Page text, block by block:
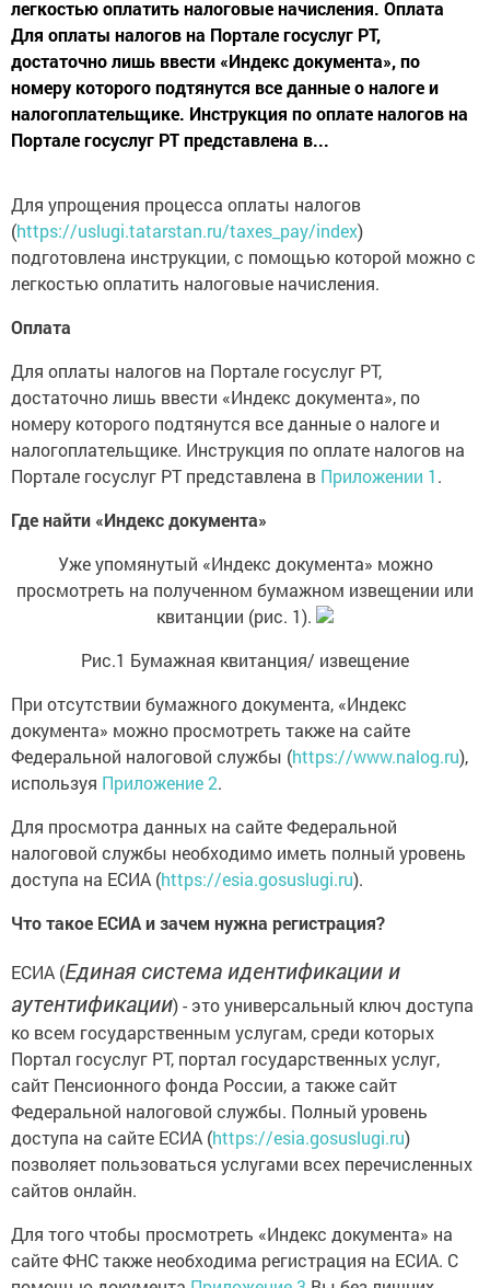
легкостью оплатить налоговые начисления. Оплата
Для оплаты налогов на Портале госуслуг РТ,
достаточно лишь ввести «Индекс документа», по
номеру которого подтянутся все данные о налоге и
налогоплательщике. Инструкция по оплате налогов на
Портале госуслуг РТ представлена в...
Для упрощения процесса оплаты налогов
(https://uslugi.tatarstan.ru/taxes_pay/index)
подготовлена инструкции, с помощью которой можно с
легкостью оплатить налоговые начисления.
Оплата
Для оплаты налогов на Портале госуслуг РТ,
достаточно лишь ввести «Индекс документа», по
номеру которого подтянутся все данные о налоге и
налогоплательщике. Инструкция по оплате налогов на
Портале госуслуг РТ представлена в Приложении 1.
Где найти «Индекс документа»
Уже упомянутый «Индекс документа» можно
просмотреть на полученном бумажном извещении или
квитанции (рис. 1).
Рис.1 Бумажная квитанция/ извещение
При отсутствии бумажного документа, «Индекс
документа» можно просмотреть также на сайте
Федеральной налоговой службы (https://www.nalog.ru),
используя Приложение 2.
Для просмотра данных на сайте Федеральной
налоговой службы необходимо иметь полный уровень
доступа на ЕСИА (https://esia.gosuslugi.ru).
Что такое ЕСИА и зачем нужна регистрация?
ЕСИА (Единая система идентификации и
аутентификации) - это универсальный ключ доступа
ко всем государственным услугам, среди которых
Портал госуслуг РТ, портал государственных услуг,
сайт Пенсионного фонда России, а также сайт
Федеральной налоговой службы. Полный уровень
доступа на сайте ЕСИА (https://esia.gosuslugi.ru)
позволяет пользоваться услугами всех перечисленных
сайтов онлайн.
Для того чтобы просмотреть «Индекс документа» на
сайте ФНС также необходима регистрация на ЕСИА. С